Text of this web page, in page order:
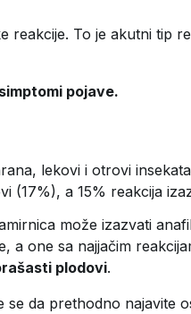
reakcije. To je akutni tip
pojave.
lekovi i otrovi
(17%), a 15% reakcija
može izazvati
a one sa najjačim
plodovi.
se da prethodno najavite